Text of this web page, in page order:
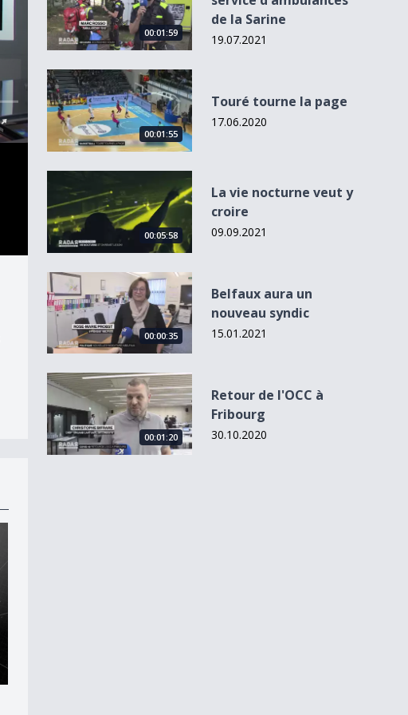
00:01:59
de la Sarine
19.07.2021
Touré tourne la page
00:01:55
Touré tourne la page
17.06.2020
La vie nocturne veut y croire
00:05:58
La vie nocturne veut y
croire
09.09.2021
Belfaux aura un nouveau syndic
00:00:35
Belfaux aura un
nouveau syndic
15.01.2021
Retour de l&#039;OCC à Fribourg
00:01:20
Retour de l'OCC à
Fribourg
30.10.2020